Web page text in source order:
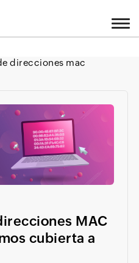
direcciones mac
MAC
cubierta a